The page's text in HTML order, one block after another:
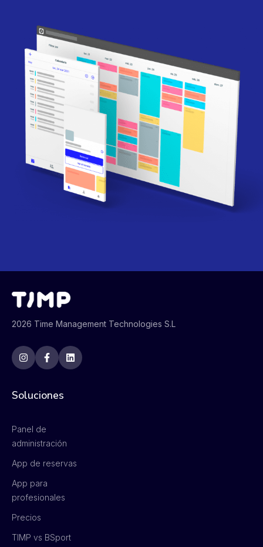
2026 Time Management Technologies S.L
Soluciones
Panel de
administración
App de reservas
App para
profesionales
Precios
TIMP vs BSport